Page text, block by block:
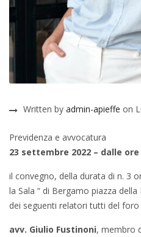
Written by admin-apieffe on
Previdenza e avvocatura
23 settembre 2022 – dalle
il convegno, della durata di n. 3
la Sala “ di Bergamo piazza
dei seguenti relatori tutti del
avv. Giulio Fustinoni, membro